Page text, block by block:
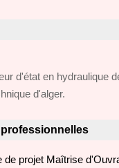
d'état en hydraulique
d'alger.
de projet Maîtrise